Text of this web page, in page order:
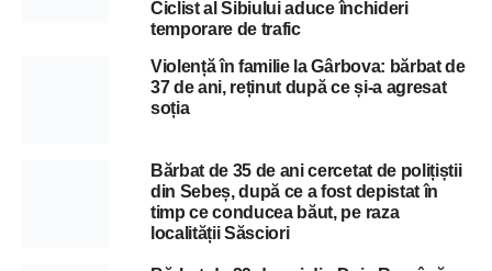
Ciclist al Sibiului aduce închideri
temporare de trafic
Violență în familie la Gârbova: bărbat de
37 de ani, reținut după ce și-a agresat
soția
Bărbat de 35 de ani cercetat de polițiștii
din Sebeș, după ce a fost depistat în
timp ce conducea băut, pe raza
localității Săsciori